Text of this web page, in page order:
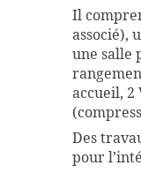
Il
associé),
une salle
accueil, 2
Des
pour